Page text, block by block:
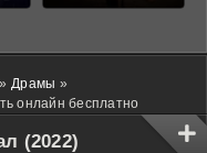
» Драмы »
онлайн бесплатно
(2022)